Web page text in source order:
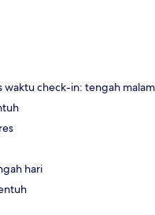
waktu check-in: tengah malam
hari